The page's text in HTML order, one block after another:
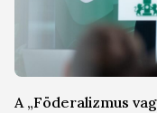
A „Föderalizmus